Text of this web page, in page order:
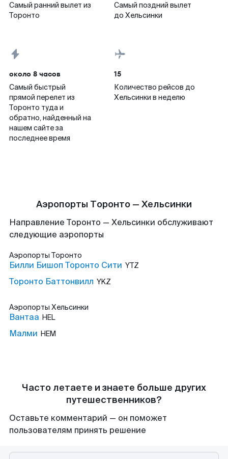
Самый ранний вылет из
Торонто
Самый поздний вылет
до Хельсинки
около 8 часов
Самый быстрый
прямой перелет из
Торонто туда и
обратно, найденный на
нашем сайте за
последнее время
15
Количество рейсов до
Хельсинки в неделю
Аэропорты Торонто — Хельсинки
Направление Торонто — Хельсинки обслуживают
следующие аэропорты
Аэропорты Торонто
Билли Бишоп Торонто Сити YTZ
Торонто Баттонвилл YKZ
Аэропорты Хельсинки
Вантаа HEL
Малми HEM
Часто летаете и знаете больше других
путешественников?
Оставьте комментарий — он поможет
пользователям принять решение